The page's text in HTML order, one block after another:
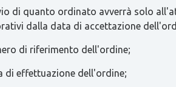
di quanto ordinato avverrà solo
dalla data di accettazione
di riferimento dell'ordine;
di effettuazione dell'ordine;